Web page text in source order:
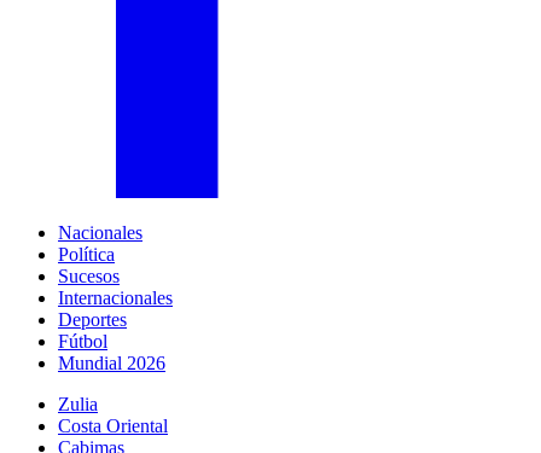
Nacionales
Política
Sucesos
Internacionales
Deportes
Fútbol
Mundial 2026
Zulia
Costa Oriental
Cabimas